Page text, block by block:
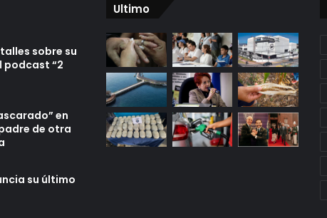
sobre su
podcast “2
en
de otra
su último
Ultimo